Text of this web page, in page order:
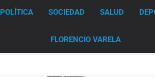
POLÍTICA SOCIEDAD SALUD
FLORENCIO VARELA